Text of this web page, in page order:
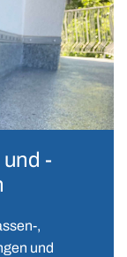
-
,
und